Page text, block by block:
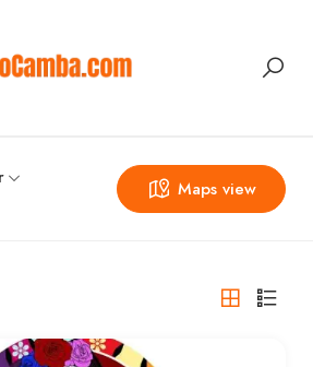
Maps view